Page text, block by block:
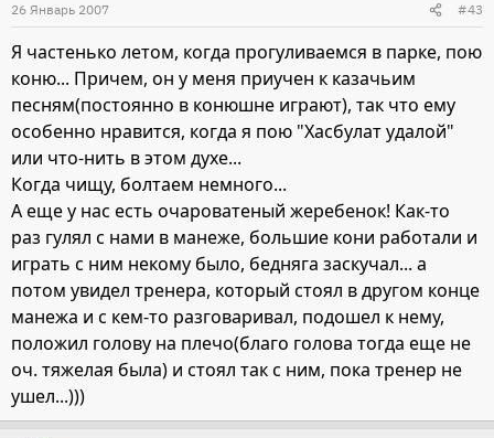
26 Январь 2007 #43
Я частенько летом, когда прогуливаемся в парке, пою
коню... Причем, он у меня приучен к казачьим
песням(постоянно в конюшне играют), так что ему
особенно нравится, когда я пою "Хасбулат удалой"
или что-нить в этом духе...
Когда чищу, болтаем немного...
А еще у нас есть очароватеный жеребенок! Как-то
раз гулял с нами в манеже, большие кони работали и
играть с ним некому было, бедняга заскучал... а
потом увидел тренера, который стоял в другом конце
манежа и с кем-то разговаривал, подошел к нему,
положил голову на плечо(благо голова тогда еще не
оч. тяжелая была) и стоял так с ним, пока тренер не
ушел...)))